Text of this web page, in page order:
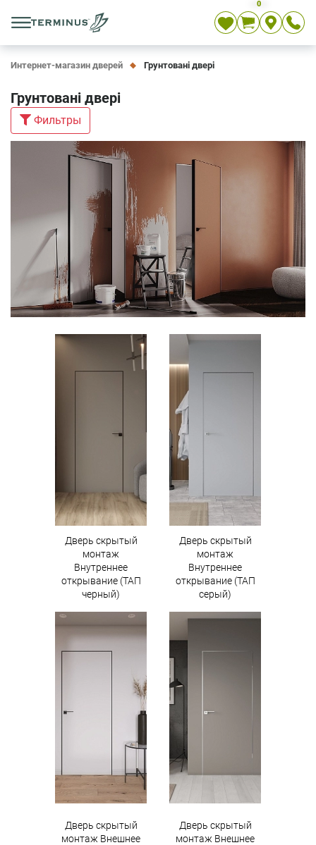
0
Интернет-магазин дверей Грунтовані двері
Грунтовані двері
Фильтры
Дверь скрытый
монтаж
Внутреннее
открывание (ТАП
черный)
Дверь скрытый
монтаж
Внутреннее
открывание (ТАП
серый)
Дверь скрытый
монтаж Внешнее
Дверь скрытый
монтаж Внешнее